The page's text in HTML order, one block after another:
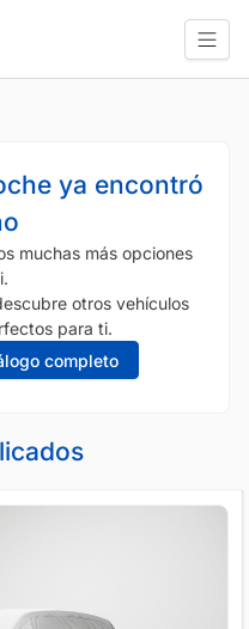
ya encontró
muchas más opciones
otros vehículos
para ti.
completo